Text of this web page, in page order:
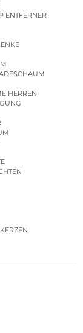
ENTFERNER
HERREN